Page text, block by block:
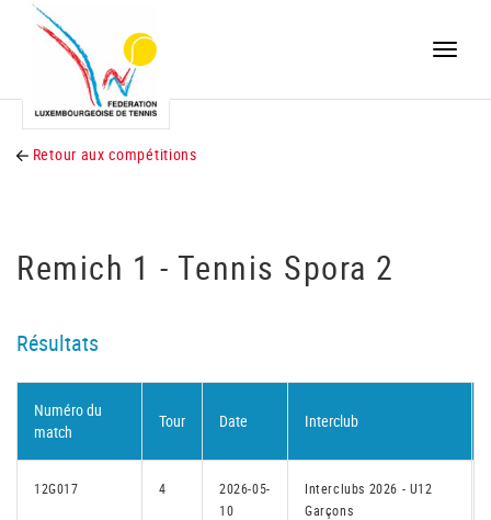
Toggle
Retour aux compétitions
Remich 1 - Tennis Spora 2
Résultats
Numéro du
match
Tour Date Interclub
12G017 4
2026-05-
10
Interclubs 2026 - U12
Garçons